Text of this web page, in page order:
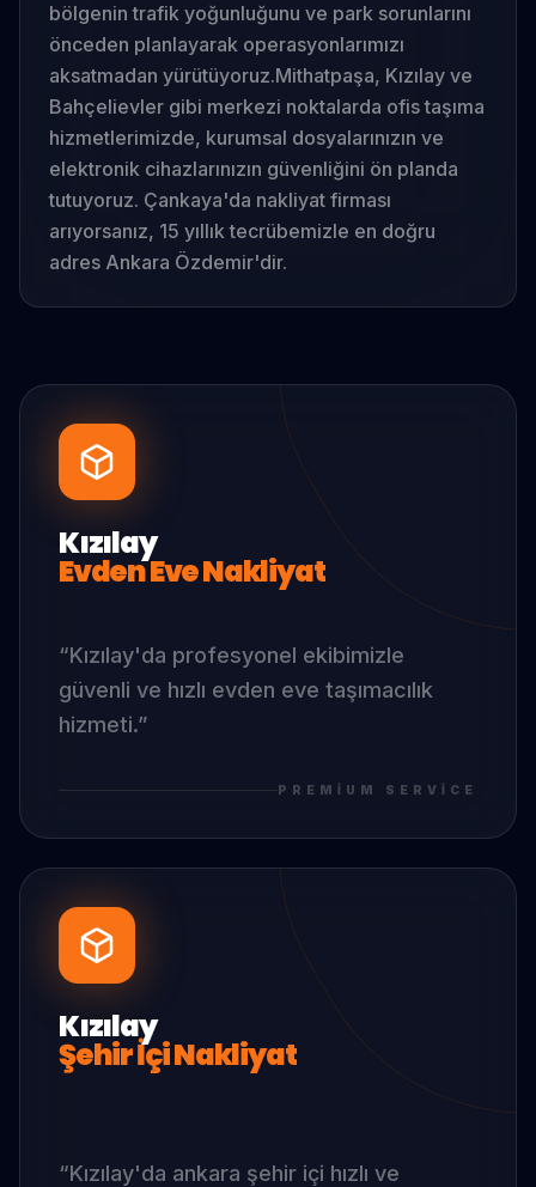
bölgenin trafik yoğunluğunu ve park sorunlarını
önceden planlayarak operasyonlarımızı
aksatmadan yürütüyoruz.Mithatpaşa, Kızılay ve
Bahçelievler gibi merkezi noktalarda ofis taşıma
hizmetlerimizde, kurumsal dosyalarınızın ve
elektronik cihazlarınızın güvenliğini ön planda
tutuyoruz. Çankaya'da nakliyat firması
arıyorsanız, 15 yıllık tecrübemizle en doğru
adres Ankara Özdemir'dir.
Kızılay
Evden Eve Nakliyat
“Kızılay'da profesyonel ekibimizle
güvenli ve hızlı evden eve taşımacılık
hizmeti.”
PREMIUM SERVICE
Kızılay
Şehir İçi Nakliyat
“Kızılay'da ankara şehir içi hızlı ve